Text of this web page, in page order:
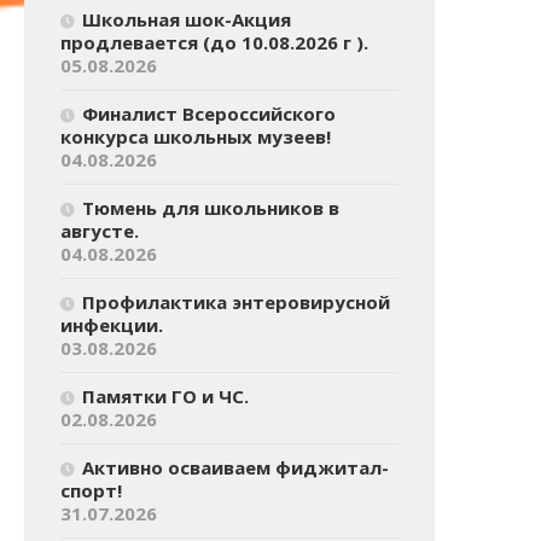
Школьная шок-Акция
продлевается (до 10.08.2026 г ).
05.08.2026
Финалист Всероссийского
конкурса школьных музеев!
04.08.2026
Тюмень для школьников в
августе.
04.08.2026
Профилактика энтеровирусной
инфекции.
03.08.2026
Памятки ГО и ЧС.
02.08.2026
Активно осваиваем фиджитал-
спорт!
31.07.2026